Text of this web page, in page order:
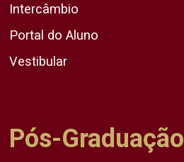
Intercâmbio
Portal do Aluno
Vestibular
Pós-Graduação